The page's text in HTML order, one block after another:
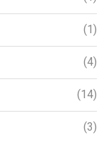
(1)
(4)
(14)
(3)